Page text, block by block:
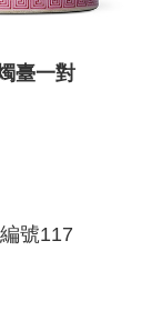
臺一對
號117